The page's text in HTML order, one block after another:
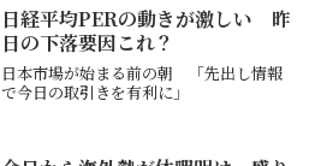
ようになるのかどうか？なのだろうがな
るのか？トランプ氏、対...
日経平均PERの動きが激しい 昨
日の下落要因これ？
日本市場が始まる前の朝 「先出し情報
で今日の取引きを有利に」